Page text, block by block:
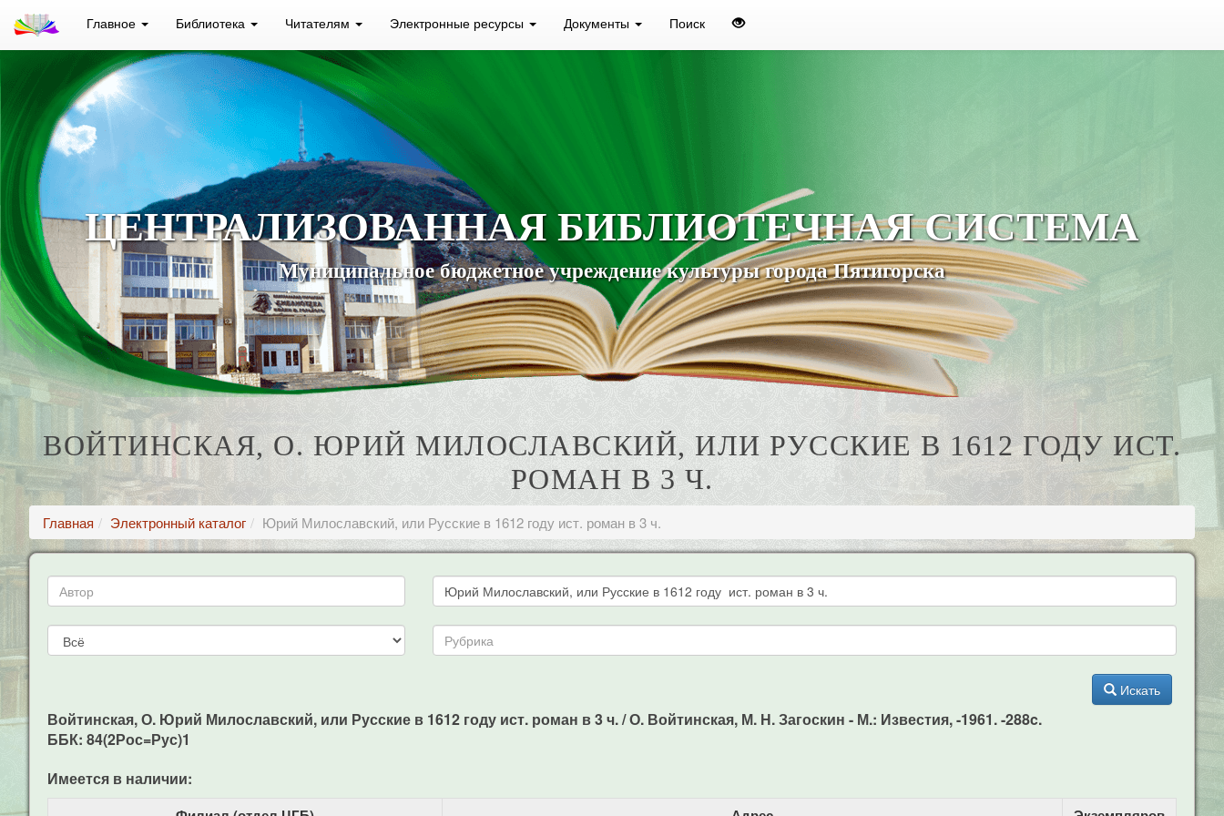
Главное Библиотека Читателям Электронные ресурсы Документы Поиск
ЦЕНТРАЛИЗОВАННАЯ БИБЛИОТЕЧНАЯ СИСТЕМА
Муниципальное бюджетное учреждение культуры города Пятигорска
ВОЙТИНСКАЯ, О. ЮРИЙ МИЛОСЛАВСКИЙ, ИЛИ РУССКИЕ В 1612 ГОДУ ИСТ.
РОМАН В 3 Ч.
Главная Электронный каталог Юрий Милославский, или Русские в 1612 году ист. роман в 3 ч.
Искать
Войтинская, О. Юрий Милославский, или Русские в 1612 году ист. роман в 3 ч. / О. Войтинская, М. Н. Загоскин - М.: Известия, -1961. -288c.
ББК: 84(2Рос=Рус)1
Имеется в наличии: